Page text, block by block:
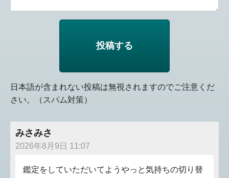
日本語が含まれない投稿は無視されますのでご注意くだ
さい。（スパム対策）
みさみさ
2026年8月9日 11:07
鑑定をしていただいてようやっと気持ちの切り替